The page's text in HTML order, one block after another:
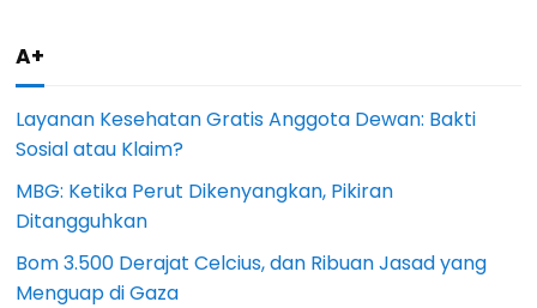
A+
Layanan Kesehatan Gratis Anggota Dewan: Bakti
Sosial atau Klaim?
MBG: Ketika Perut Dikenyangkan, Pikiran
Ditangguhkan
Bom 3.500 Derajat Celcius, dan Ribuan Jasad yang
Menguap di Gaza